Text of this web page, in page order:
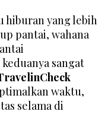
hiburan yang lebih
pantai, wahana
sangat
waktu,
selama di